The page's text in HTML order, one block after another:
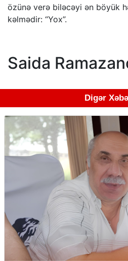
özünə verə biləcəyi ən böyük
kəlmədir: “Yox”.
Saida
Digər